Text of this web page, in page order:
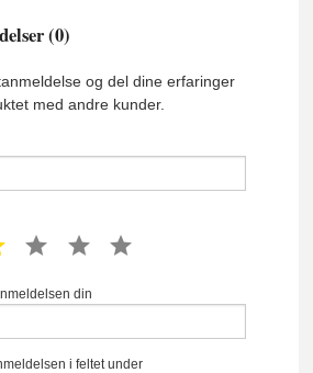
(0)
og del dine erfaringer
med andre kunder.
3 star 4 star 5 star
din
i feltet under